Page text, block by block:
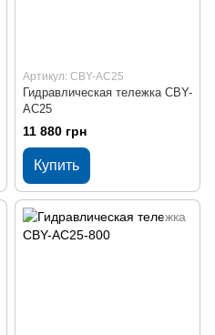
Артикул: CBY-AC25
Гидравлическая тележка CBY-
AC25
11 880 грн
Купить